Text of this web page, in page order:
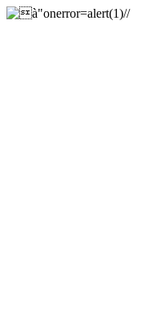
à"onerror=alert(1)//